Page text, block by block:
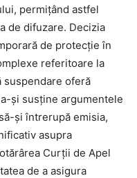
permițând astfel
de difuzare. Decizia
de protecție în
referitoare la
suspendare oferă
și susține argumentele
și întrerupă emisia,
asupra
Curții de Apel
de a asigura